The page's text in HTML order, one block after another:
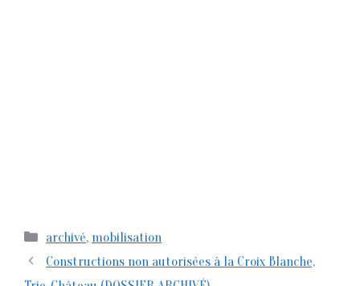
Catégories
archivé, mobilisation
Constructions non autorisées à la Croix Blanche,